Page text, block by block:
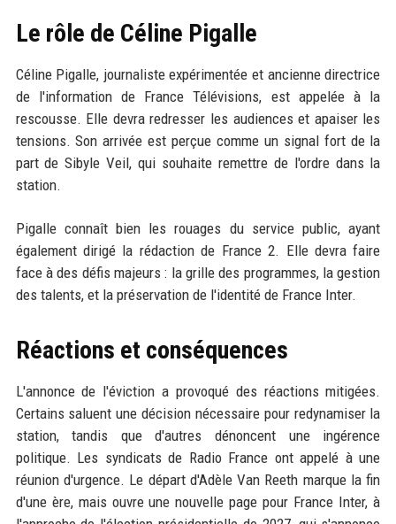
Le rôle de Céline Pigalle
Céline Pigalle, journaliste expérimentée et ancienne directrice
de l'information de France Télévisions, est appelée à la
rescousse. Elle devra redresser les audiences et apaiser les
tensions. Son arrivée est perçue comme un signal fort de la
part de Sibyle Veil, qui souhaite remettre de l'ordre dans la
station.
Pigalle connaît bien les rouages du service public, ayant
également dirigé la rédaction de France 2. Elle devra faire
face à des défis majeurs : la grille des programmes, la gestion
des talents, et la préservation de l'identité de France Inter.
Réactions et conséquences
L'annonce de l'éviction a provoqué des réactions mitigées.
Certains saluent une décision nécessaire pour redynamiser la
station, tandis que d'autres dénoncent une ingérence
politique. Les syndicats de Radio France ont appelé à une
réunion d'urgence. Le départ d'Adèle Van Reeth marque la fin
d'une ère, mais ouvre une nouvelle page pour France Inter, à